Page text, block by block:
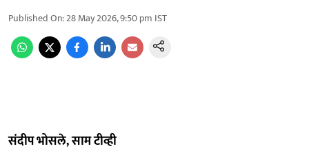
Published On:28 May 2026, 9:50 pm IST
संदीप भोसले, साम टीव्ही